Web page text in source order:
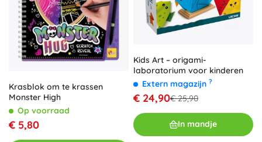
Krasblok om te krassen
Monster High
Op voorraad
€ 5,80
Kids Art – origami-
laboratorium voor kinderen
Extern magazijn ?
€ 24,90€ 25,90
In mandje